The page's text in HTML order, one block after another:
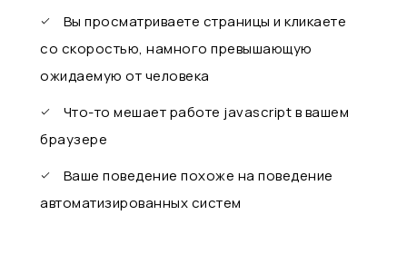
Вы просматриваете страницы и кликаете
со скоростью, намного превышающую
ожидаемую от человека
Что-то мешает работе javascript в вашем
браузере
Ваше поведение похоже на поведение
автоматизированных систем